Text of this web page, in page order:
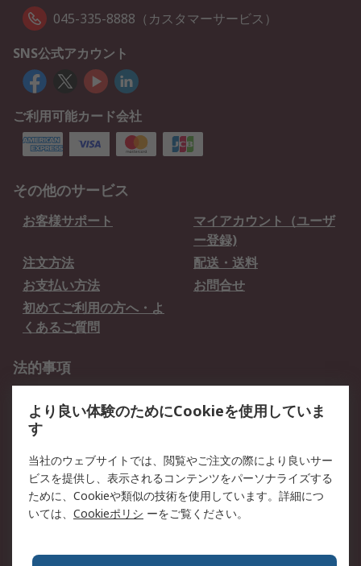
045-335-8888（カスタマーサービス）
SNS公式アカウント
ご利用可能カード会社
その他のサービス
お客様サポート
マイアカウント（ユーザ
ー登録)
注文方法
配送・送料
お支払い方法
お問合せ
初めてご利用の方へ・よ
くあるご質問
法的事項
クッキーポリシー
RSについて
会社概要
採用情報
プレスリリース＆お知ら
コーポレートサイト
全世界のRS RSの歴史
より良い体験のためにCookieを使用していま
す
当社のウェブサイトでは、閲覧やご注文の際により良いサー
ビスを提供し、表示されるコンテンツをパーソナライズする
ために、Cookieや類似の技術を使用しています。詳細につ
いては、 Cookieポリシ ーをご覧ください。